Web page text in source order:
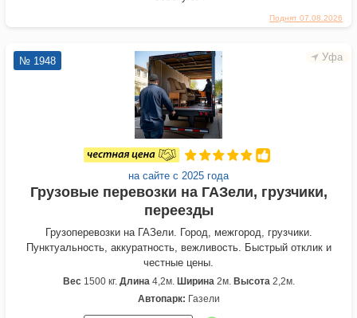
Поднят 07.08.2026
Уфа
№ 1948
на сайте с 2025 года
Грузовые перевозки на ГАЗели, грузчики,
переезды
Грузоперевозки на ГАЗели. Город, межгород, грузчики.
Пунктуальность, аккуратность, вежливость. Быстрый отклик и
честные цены.
Вес1500 кг. Длина4,2м. Ширина2м. Высота2,2м.
Автопарк: Газели